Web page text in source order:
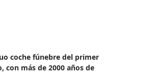
coche fúnebre del primer
con más de 2000 años de